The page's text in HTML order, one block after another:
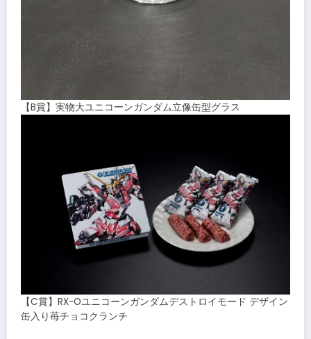
【B賞】実物大ユニコーンガンダム立像缶型グラス
【C賞】RX-Oユニコーンガンダムデストロイモード デザイン
缶入り苺チョコクランチ